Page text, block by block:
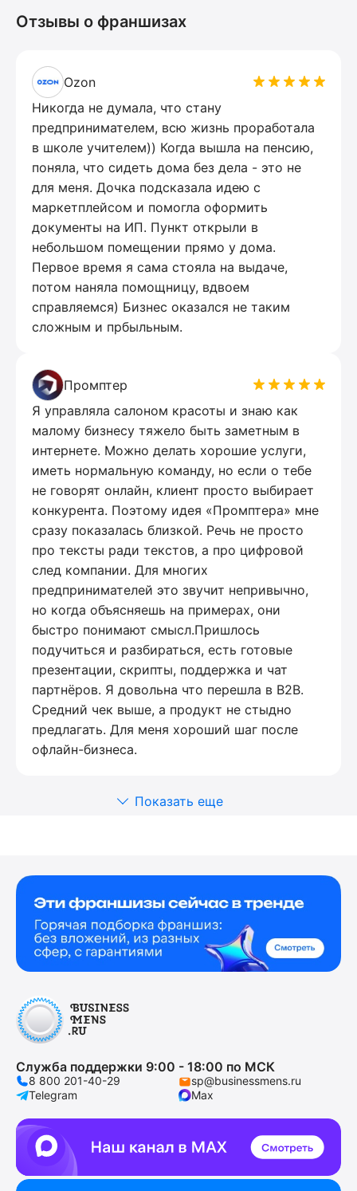
Отзывы о франшизах
Ozon
Никогда не думала, что стану
предпринимателем, всю жизнь проработала
в школе учителем)) Когда вышла на пенсию,
поняла, что сидеть дома без дела - это не
для меня. Дочка подсказала идею с
маркетплейсом и помогла оформить
документы на ИП. Пункт открыли в
небольшом помещении прямо у дома.
Первое время я сама стояла на выдаче,
потом наняла помощницу, вдвоем
справляемся) Бизнес оказался не таким
сложным и прбыльным.
Промптер
Я управляла салоном красоты и знаю как
малому бизнесу тяжело быть заметным в
интернете. Можно делать хорошие услуги,
иметь нормальную команду, но если о тебе
не говорят онлайн, клиент просто выбирает
конкурента. Поэтому идея «Промптера» мне
сразу показалась близкой. Речь не просто
про тексты ради текстов, а про цифровой
след компании. Для многих
предпринимателей это звучит непривычно,
но когда объясняешь на примерах, они
быстро понимают смысл.Пришлось
подучиться и разбираться, есть готовые
презентации, скрипты, поддержка и чат
партнёров. Я довольна что перешла в B2B.
Средний чек выше, а продукт не стыдно
предлагать. Для меня хороший шаг после
офлайн-бизнеса.
Показать еще
Служба поддержки 9:00 - 18:00 по МСК
8 800 201-40-29
sp@businessmens.ru
Telegram
Max